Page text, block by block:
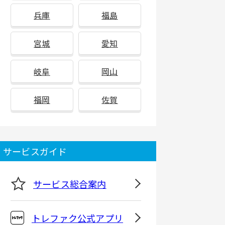
兵庫 福島
宮城 愛知
岐阜 岡山
福岡 佐賀
サービスガイド
サービス総合案内
トレファク公式アプリ